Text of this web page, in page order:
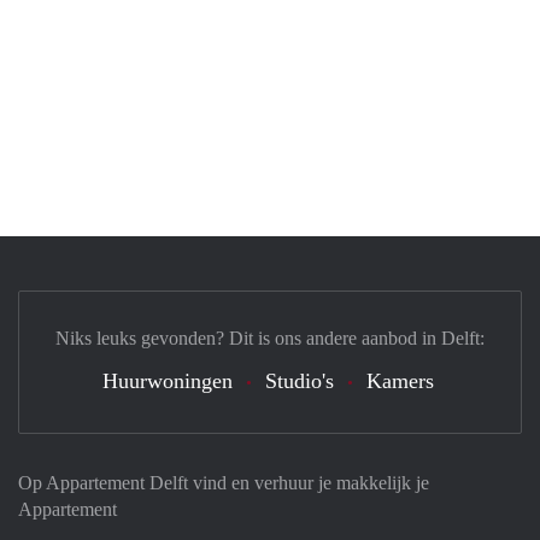
Op Appartement Delft vind en verhuur je makkelijk je
Appartement
Niks leuks gevonden? Dit is ons andere aanbod in Delft:
Huurwoningen Studio's Kamers